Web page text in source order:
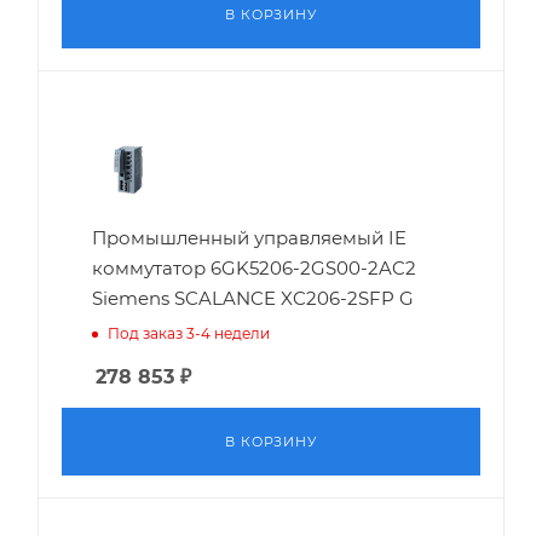
В КОРЗИНУ
Промышленный управляемый IE
коммутатор 6GK5206-2GS00-2AC2
Siemens SCALANCE XC206-2SFP G
Под заказ 3-4 недели
278 853 ₽
В КОРЗИНУ